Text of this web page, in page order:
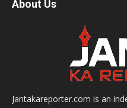
About Us
Jantakareporter.com is an